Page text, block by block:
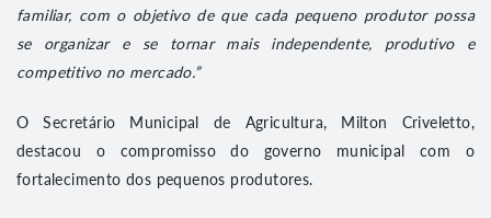
familiar, com o objetivo de que cada pequeno produtor possa
se organizar e se tornar mais independente, produtivo e
competitivo no mercado.”
O Secretário Municipal de Agricultura, Milton Criveletto,
destacou o compromisso do governo municipal com o
fortalecimento dos pequenos produtores.